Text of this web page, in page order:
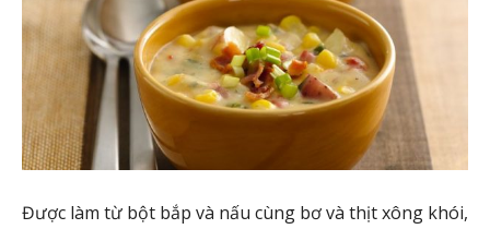
Được làm từ bột bắp và nấu cùng bơ và thịt xông khói,